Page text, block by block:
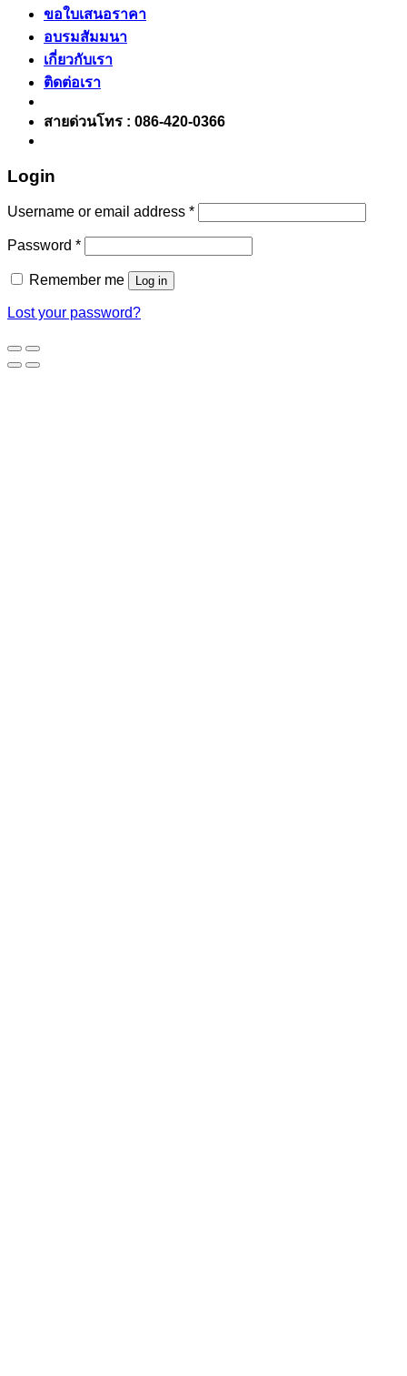
ขอใบเสนอราคา
อบรมสัมมนา
เกี่ยวกับเรา
ติดต่อเรา
สายด่วนโทร : 086-420-0366
Login
Username or email address *
Password *
Remember me Log in
Lost your password?